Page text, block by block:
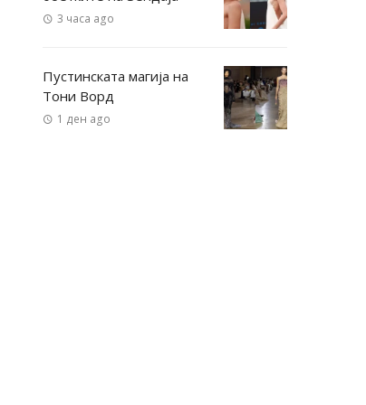
3 часа ago
Пустинската магија на
Тони Ворд
1 ден ago